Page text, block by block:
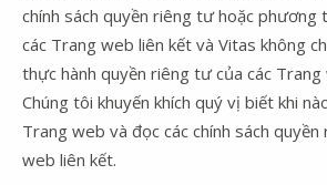
chính sách quyền riêng tư hoặc phương
các Trang web liên kết và Vitas không
thực hành quyền riêng tư của các
Chúng tôi khuyến khích quý vị biết khi
Trang web và đọc các chính sách
web liên kết.